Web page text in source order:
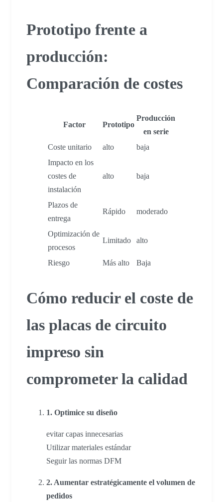
Prototipo frente a
producción:
Comparación de costes
Factor Prototipo
Producción
en serie
Coste unitario
alto
baja
Impacto en los
costes de
instalación
alto baja
Plazos de
entrega
Rápido moderado
Optimización de
procesos
Limitado alto
Riesgo Más alto Baja
Cómo reducir el coste de
las placas de circuito
impreso sin
comprometer la calidad
1. Optimice su diseño
evitar capas innecesarias
Utilizar materiales estándar
Seguir las normas DFM
2. Aumentar estratégicamente el volumen de
pedidos